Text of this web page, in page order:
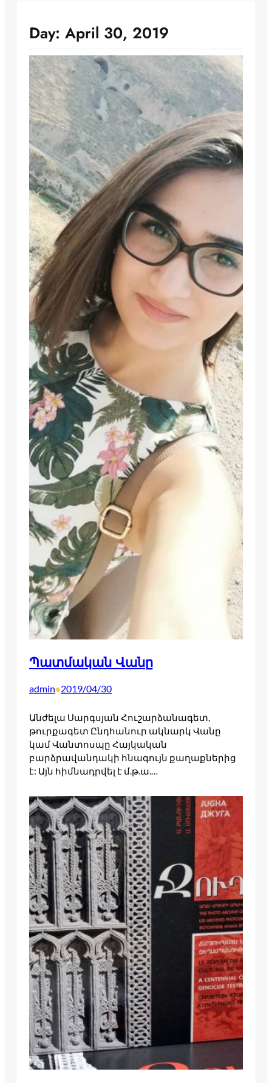
Day: April 30, 2019
Պատմական Վանը
admin•2019/04/30
Անժելա Սարգսյան Հուշարձանագետ,
թուրքագետ Ընդհանուր ակնարկ Վանը
կամ Վանտոսպը Հայկական
բարձրավանդակի հնագույն քաղաքներից
է: Այն հիմնադրվել է մ.թ.ա.…